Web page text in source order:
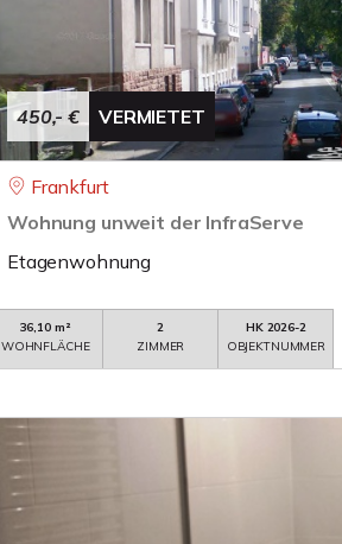
450,- € VERMIETET
Frankfurt
Wohnung unweit der InfraServe
Etagenwohnung
36,10 m²
WOHNFLÄCHE
2
ZIMMER
HK 2026-2
OBJEKTNUMMER